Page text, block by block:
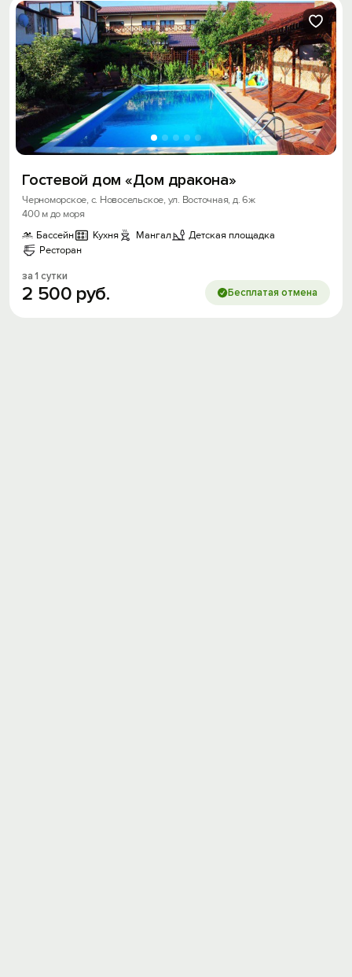
Гостевой дом «Дом дракона»
Черноморское, с. Новосельское, ул. Восточная, д. 6ж
400 м до моря
Бассейн
Кухня Мангал
Детская площадка
Ресторан
за 1 сутки
2 500 руб. Бесплатая отмена
Скидка −5%
Хочешь дешевле? Оставь почту и получи
промокод на первое бронирование!
Войти
Войти с помощью